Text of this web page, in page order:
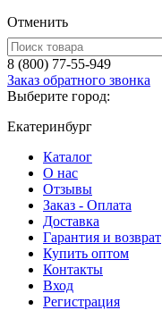
Отменить
8 (800) 77-55-949
Заказ обратного звонка
Выберите город:
Екатеринбург
Каталог
О нас
Отзывы
Заказ - Оплата
Доставка
Гарантия и возврат
Купить оптом
Контакты
Вход
Регистрация